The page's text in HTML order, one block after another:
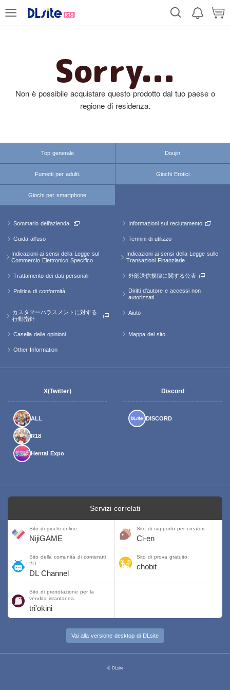
Sorry...
Non è possibile acquistare questo prodotto dal tuo paese o
regione di residenza.
Top generale Doujin
Fumetti per adulti. Giochi Erotici
Giochi per smartphone
Sommario dell'azienda. Informazioni sul reclutamento
Guida all'uso Termini di utilizzo
Indicazioni ai sensi della Legge sul
Commercio Elettronico Specifico
Indicazioni ai sensi della Legge sulle
Transazioni Finanziarie
Trattamento dei dati personali 外部送信規律に関する公表
Politica di conformità.
Diritti d'autore e accessi non
autorizzati
カスタマーハラスメントに対する
行動指針
Aiuto
Casella delle opinioni Mappa del sito.
Other Information
X(Twitter)
ALL
R18
Hentai Expo
Discord
DISCORD
Servizi correlati
Sito di giochi online.
NijiGAME
Sito di supporto per creatori.
Ci-en
Sito della comunità di contenuti
2D
DL Channel
Sito di prova gratuito.
chobit
Sito di prenotazione per la
vendita istantanea.
tri'okini
Vai alla versione desktop di DLsite
© DLsite